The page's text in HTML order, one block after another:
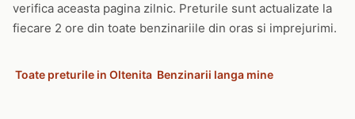
verifica aceasta pagina zilnic. Preturile sunt actualizate la
fiecare 2 ore din toate benzinariile din oras si imprejurimi.
Toate preturile in Oltenita Benzinarii langa mine